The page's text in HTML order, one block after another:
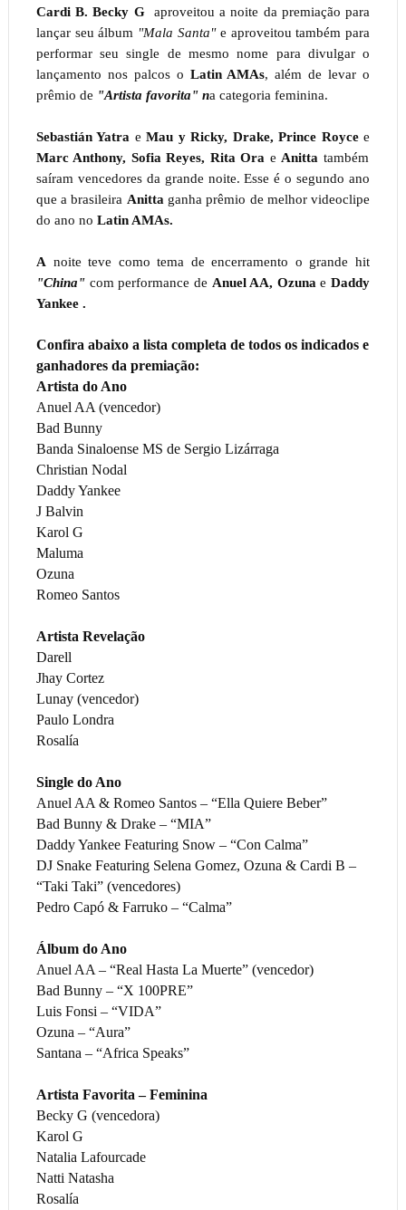
Cardi B. Becky G
aproveitou a noite da premiação para
lançar seu álbum "Mala Santa"e aproveitou também para
performar seu single de mesmo nome para divulgar o
lançamento nos palcos o Latin AMAs, além de levar o
prêmio de "Artista favorita" na categoria feminina.
Sebastián Yatra e Mau y Ricky, Drake,Prince Roycee
Marc Anthony, Sofia Reyes, Rita Ora e Anitta também
saíram vencedores da grande noite. Esse é o segundo ano
que a brasileira Anitta ganha prêmio de melhor videoclipe
do ano no Latin AMAs.
A noite teve como tema de encerramento o grande hit
"China"com performance de Anuel AA, Ozuna eDaddy
Yankee .
Confira abaixo a lista completa de todos os indicados e
ganhadores da premiação:
Artista do Ano
Anuel AA (vencedor)
Bad Bunny
Banda Sinaloense MS de Sergio Lizárraga
Christian Nodal
Daddy Yankee
J Balvin
Karol G
Maluma
Ozuna
Romeo Santos
Artista Revelação
Darell
Jhay Cortez
Lunay (vencedor)
Paulo Londra
Rosalía
Single do Ano
Anuel AA & Romeo Santos – “Ella Quiere Beber”
Bad Bunny & Drake – “MIA”
Daddy Yankee Featuring Snow – “Con Calma”
DJ Snake Featuring Selena Gomez, Ozuna & Cardi B –
“Taki Taki” (vencedores)
Pedro Capó & Farruko – “Calma”
Álbum do Ano
Anuel AA – “Real Hasta La Muerte” (vencedor)
Bad Bunny – “X 100PRE”
Luis Fonsi – “VIDA”
Ozuna – “Aura”
Santana – “Africa Speaks”
Artista Favorita – Feminina
Becky G (vencedora)
Karol G
Natalia Lafourcade
Natti Natasha
Rosalía